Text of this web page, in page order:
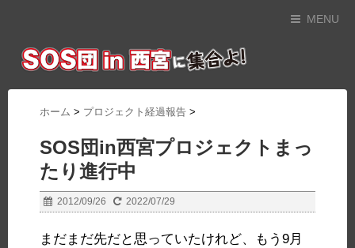
MENU
ホーム > プロジェクト経過報告 >
SOS団in西宮プロジェクトまっ
たり進行中
2012/09/26 2022/07/29
まだまだ先だと思っていたけれど、もう9月